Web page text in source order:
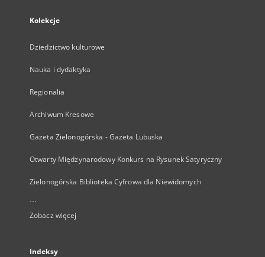
Kolekcje
Dziedzictwo kulturowe
Nauka i dydaktyka
Regionalia
Archiwum Kresowe
Gazeta Zielonogórska - Gazeta Lubuska
Otwarty Międzynarodowy Konkurs na Rysunek Satyryczny
Zielonogórska Biblioteka Cyfrowa dla Niewidomych
...
Zobacz więcej
Indeksy